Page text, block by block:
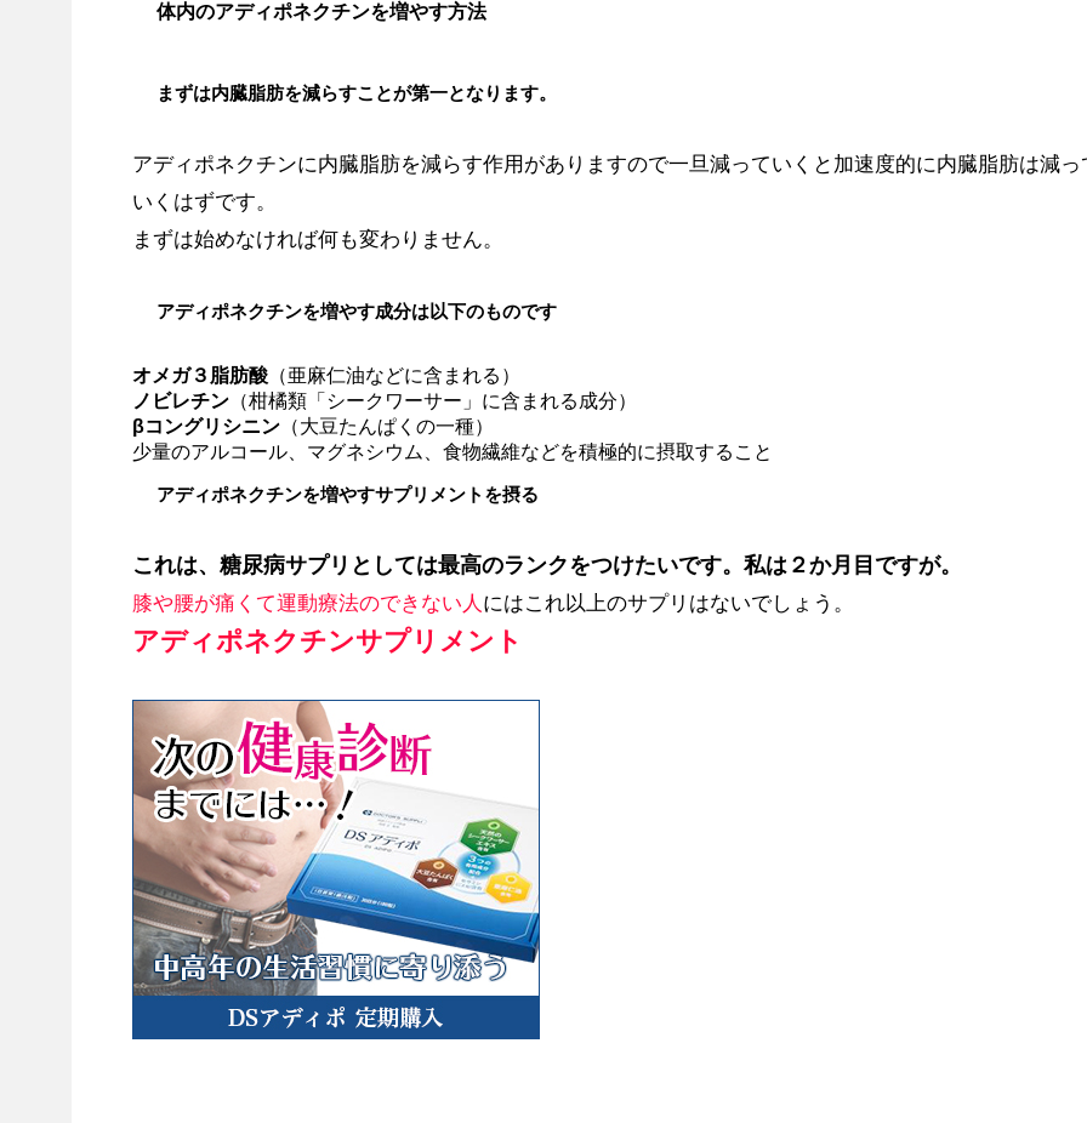
体内のアディポネクチンを増やす方法
まずは内臓脂肪を減らすことが第一となります。
アディポネクチンに内臓脂肪を減らす作用がありますので一旦減っていくと加速度的に内臓脂肪は減っ
いくはずです。
まずは始めなければ何も変わりません。
アディポネクチンを増やす成分は以下のものです
オメガ３脂肪酸 （亜麻仁油などに含まれる）
ノビレチン （柑橘類「シークワーサー」に含まれる成分）
βコングリシニン （大豆たんぱくの一種）
少量のアルコール、マグネシウム、食物繊維などを積極的に摂取すること
アディポネクチンを増やすサプリメントを摂る
これは、糖尿病サプリとしては最高のランクをつけたいです。私は２か月目ですが。
膝や腰が痛くて運動療法のできない人 にはこれ以上のサプリはないでしょう。
アディポネクチンサプリメント